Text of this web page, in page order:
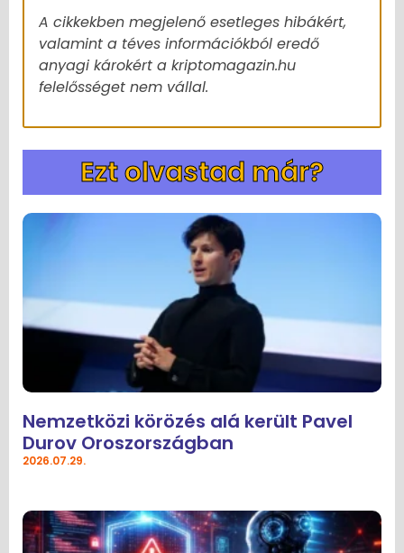
A cikkekben megjelenő esetleges hibákért,
valamint a téves információkból eredő
anyagi károkért a kriptomagazin.hu
felelősséget nem vállal.
Ezt olvastad már?
Nemzetközi körözés alá került Pavel
Durov Oroszországban
2026.07.29.